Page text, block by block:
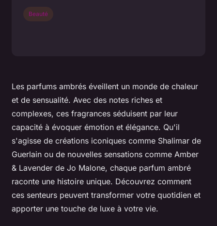
Les parfums ambrés éveillent un monde de chaleur
et de sensualité. Avec des notes riches et
complexes, ces fragrances séduisent par leur
capacité à évoquer émotion et élégance. Qu'il
s'agisse de créations iconiques comme Shalimar de
Guerlain ou de nouvelles sensations comme Amber
& Lavender de Jo Malone, chaque parfum ambré
raconte une histoire unique. Découvrez comment
ces senteurs peuvent transformer votre quotidien et
apporter une touche de luxe à votre vie.
Beauté